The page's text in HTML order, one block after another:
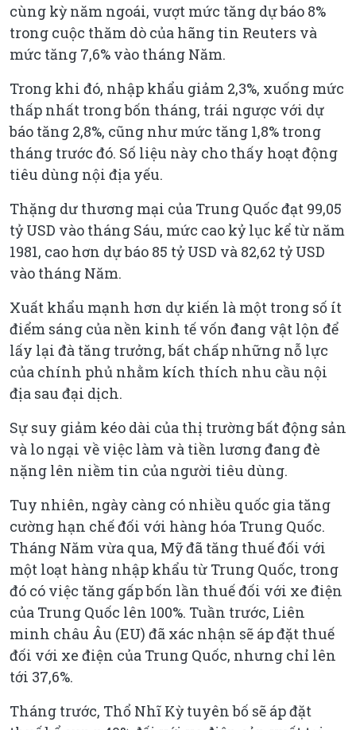
cùng kỳ năm ngoái, vượt mức tăng dự báo 8%
trong cuộc thăm dò của hãng tin Reuters và
mức tăng 7,6% vào tháng Năm.
Trong khi đó, nhập khẩu giảm 2,3%, xuống mức
thấp nhất trong bốn tháng, trái ngược với dự
báo tăng 2,8%, cũng như mức tăng 1,8% trong
tháng trước đó. Số liệu này cho thấy hoạt động
tiêu dùng nội địa yếu.
Thặng dư thương mại của Trung Quốc đạt 99,05
tỷ USD vào tháng Sáu, mức cao kỷ lục kể từ năm
1981, cao hơn dự báo 85 tỷ USD và 82,62 tỷ USD
vào tháng Năm.
Xuất khẩu mạnh hơn dự kiến là một trong số ít
điểm sáng của nền kinh tế vốn đang vật lộn để
lấy lại đà tăng trưởng, bất chấp những nỗ lực
của chính phủ nhằm kích thích nhu cầu nội
địa sau đại dịch.
Sự suy giảm kéo dài của thị trường bất động sản
và lo ngại về việc làm và tiền lương đang đè
nặng lên niềm tin của người tiêu dùng.
Tuy nhiên, ngày càng có nhiều quốc gia tăng
cường hạn chế đối với hàng hóa Trung Quốc.
Tháng Năm vừa qua, Mỹ đã tăng thuế đối với
một loạt hàng nhập khẩu từ Trung Quốc, trong
đó có việc tăng gấp bốn lần thuế đối với xe điện
của Trung Quốc lên 100%. Tuần trước, Liên
minh châu Âu (EU) đã xác nhận sẽ áp đặt thuế
đối với xe điện của Trung Quốc, nhưng chỉ lên
tới 37,6%.
Tháng trước, Thổ Nhĩ Kỳ tuyên bố sẽ áp đặt